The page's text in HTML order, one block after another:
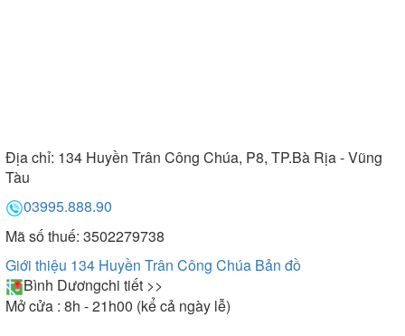
Địa chỉ: 134 Huyền Trân Công Chúa, P8, TP.Bà Rịa - Vũng
Tàu
03995.888.90
Mã số thuế: 3502279738
Giới thiệu 134 Huyền Trân Công Chúa Bản đồ
Bình Dươngchi tiết >>
Mở cửa : 8h - 21h00 (kể cả ngày lễ)